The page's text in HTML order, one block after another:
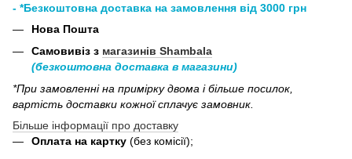
- *Безкоштовна доставка на замовлення від 3000 грн
Нова Пошта
Самовивіз з магазинів Shambala
(безкоштовна доставка в магазини)
*При замовленні на примірку двома і більше посилок,
вартість доставки кожної сплачує замовник.
Більше інформації про доставку
Оплата на картку (без комісії);